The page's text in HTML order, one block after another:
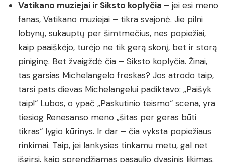
Vatikano muziejai ir Siksto koplyčia – jei esi meno
fanas, Vatikano muziejai – tikra svajonė. Jie pilni
lobynų, sukauptų per šimtmečius, nes popiežiai,
kaip paaiškėjo, turėjo ne tik gerą skonį, bet ir storą
piniginę. Bet žvaigždė čia – Siksto koplyčia. Žinai,
tas garsias Michelangelo freskas? Jos atrodo taip,
tarsi pats dievas Michelangelui padiktavo: „Paišyk
taip!“ Lubos, o ypač „Paskutinio teismo“ scena, yra
tiesiog Renesanso meno „šitas per geras būti
tikras“ lygio kūrinys. Ir dar – čia vyksta popiežiaus
rinkimai. Taip, jei lankysies tinkamu metu, gal net
išgirsi, kaip sprendžiamas pasaulio dvasinis likimas.